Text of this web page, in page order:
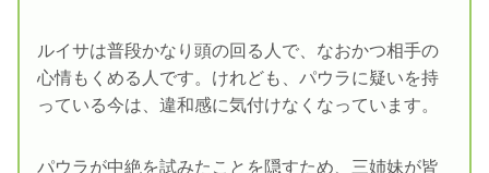
ルイサは普段かなり頭の回る人で、なおかつ相手の
心情もくめる人です。けれども、パウラに疑いを持
っている今は、違和感に気付けなくなっています。
パウラが中絶を試みたことを隠すため、三姉妹が皆